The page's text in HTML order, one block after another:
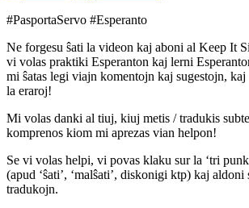
#PasportaServo #Esperanto
Ne forgesu ŝati la videon kaj aboni al Keep It
vi volas praktiki Esperanton kaj lerni
mi ŝatas legi viajn komentojn kaj sugestojn,
la eraroj!
Mi volas danki al tiuj, kiuj metis / tradukis
komprenos kiom mi aprezas vian helpon!
Se vi volas helpi, vi povas klaku sur la ‘tri
(apud ‘ŝati’, ‘malŝati’, diskonigi ktp) kaj aldoni
tradukojn.